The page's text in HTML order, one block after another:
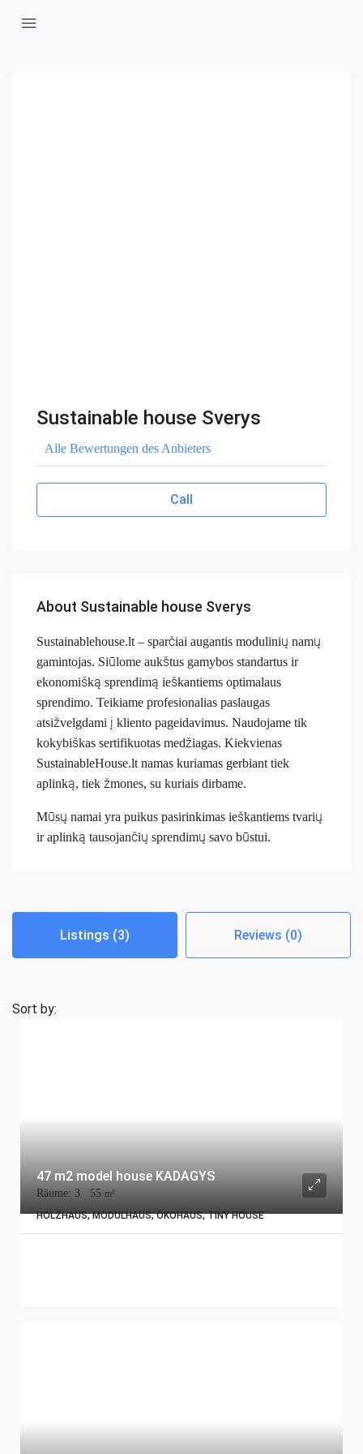
Sustainable house Sverys
Alle Bewertungen des Anbieters
Call
About Sustainable house Sverys
Sustainablehouse.lt – sparčiai augantis modulinių namų
gamintojas. Siūlome aukštus gamybos standartus ir
ekonomišką sprendimą ieškantiems optimalaus
sprendimo. Teikiame profesionalias paslaugas
atsižvelgdami į kliento pageidavimus. Naudojame tik
kokybiškas sertifikuotas medžiagas. Kiekvienas
SustainableHouse.lt namas kuriamas gerbiant tiek
aplinką, tiek žmones, su kuriais dirbame.
Mūsų namai yra puikus pasirinkimas ieškantiems tvarių
ir aplinką tausojančių sprendimų savo būstui.
Listings (3) Reviews (0)
Sort by:
47 m2 model house KADAGYS
Räume: 3 55 m²
HOLZHAUS, MODULHAUS, ÖKOHAUS, TINY HOUSE